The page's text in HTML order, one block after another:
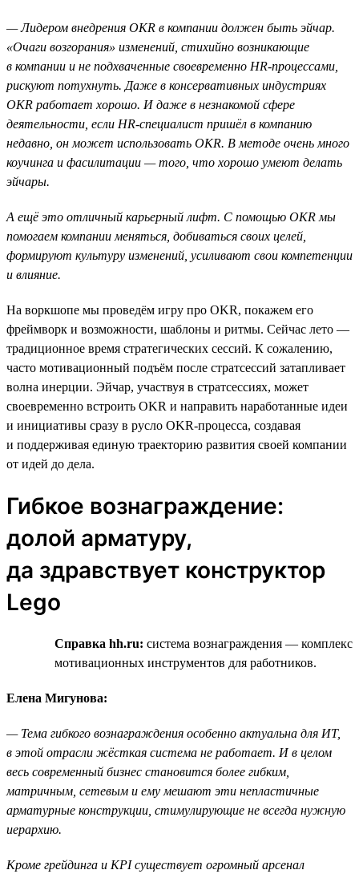
— Лидером внедрения OKR в компании должен быть эйчар.
«Очаги возгорания» изменений, стихийно возникающие
в компании и не подхваченные своевременно HR-процессами,
рискуют потухнуть. Даже в консервативных индустриях
OKR работает хорошо. И даже в незнакомой сфере
деятельности, если HR-специалист пришёл в компанию
недавно, он может использовать ОKR. В методе очень много
коучинга и фасилитации — того, что хорошо умеют делать
эйчары.
А ещё это отличный карьерный лифт. С помощью OKR мы
помогаем компании меняться, добиваться своих целей,
формируют культуру изменений, усиливают свои компетенции
и влияние.
На воркшопе мы проведём игру про OKR, покажем его
фреймворк и возможности, шаблоны и ритмы. Сейчас лето —
традиционное время стратегических сессий. К сожалению,
часто мотивационный подъём после стратсессий затапливает
волна инерции. Эйчар, участвуя в стратсессиях, может
своевременно встроить OKR и направить наработанные идеи
и инициативы сразу в русло OKR-процесса, создавая
и поддерживая единую траекторию развития своей компании
от идей до дела.
Гибкое вознаграждение:
долой арматуру,
да здравствует конструктор
Lego
Справка hh.ru: система вознаграждения — комплекс
мотивационных инструментов для работников.
Елена Мигунова:
— Тема гибкого вознаграждения особенно актуальна для ИТ,
в этой отрасли жёсткая система не работает. И в целом
весь современный бизнес становится более гибким,
матричным, сетевым и ему мешают эти непластичные
арматурные конструкции, стимулирующие не всегда нужную
иерархию.
Кроме грейдинга и KPI существует огромный арсенал